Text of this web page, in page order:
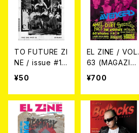
TO FUTURE ZI
NE / issue #13
-What you wa
en-
¥50
EL ZINE / VOL.
63 (MAGAZIN
E)
¥700